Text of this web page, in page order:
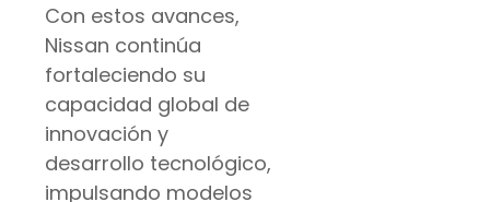
Con estos avances,
Nissan continúa
fortaleciendo su
capacidad global de
innovación y
desarrollo tecnológico,
impulsando modelos